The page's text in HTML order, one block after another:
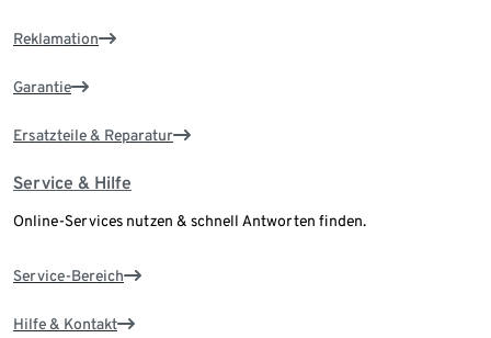
Reklamation
Garantie
Ersatzteile & Reparatur
Service & Hilfe
Online-Services nutzen & schnell Antworten finden.
Service-Bereich
Hilfe & Kontakt